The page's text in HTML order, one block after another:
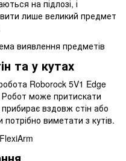
на підлозі, і
лише великий предмет
та у кутах
Roborock 5V1 Edge
Робот може притискати
вздовж стін або
потрібно виметати з кутів.